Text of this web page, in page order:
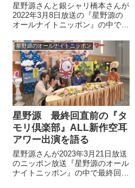
星野源さんと銀シャリ橋本さんが
2022年3月8日放送の『星野源の
オールナイトニッポン』の中で漫
「お笑いのアドリブをジャズに比
喩することが嫌いだ」という話を
していました。
星野源のオールナイトニッポン
星野源 最終回直前の『タ
モリ倶楽部』ALL新作空耳
アワー出演を語る
星野源さんが2023年3月21日放送
のニッポン放送『星野源のオール
ナイトニッポン』の中で最終回直